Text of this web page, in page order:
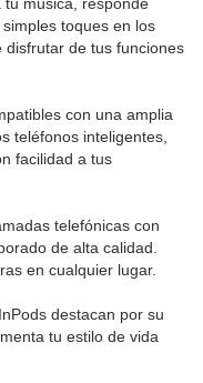
toques en los
disfrutar de tus funciones
con una amplia
teléfonos inteligentes,
facilidad a tus
telefónicas con
de alta calidad.
en cualquier lugar.
destacan por su
tu estilo de vida